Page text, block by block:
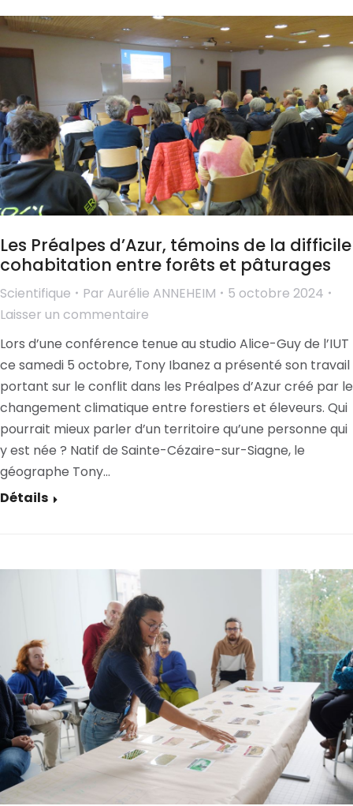
Les Préalpes d’Azur, témoins de la difficile
cohabitation entre forêts et pâturages
Scientifique Par Aurélie ANNEHEIM
5 octobre 2024
Laisser un commentaire
Lors d’une conférence tenue au studio Alice-Guy de l’IUT
ce samedi 5 octobre, Tony Ibanez a présenté son travail
portant sur le conflit dans les Préalpes d’Azur créé par le
changement climatique entre forestiers et éleveurs. Qui
pourrait mieux parler d’un territoire qu’une personne qui
y est née ? Natif de Sainte-Cézaire-sur-Siagne, le
géographe Tony…
Détails